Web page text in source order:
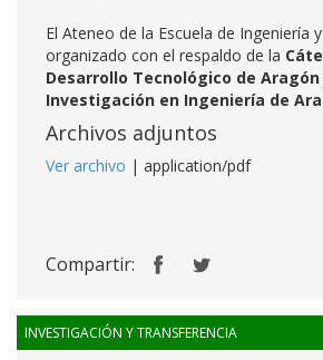
El Ateneo de la Escuela de Ingeniería
organizado con el respaldo de la
Desarrollo Tecnológico de
Investigación en Ingeniería de
Archivos adjuntos
Ver archivo | application/pdf
Compartir:
INVESTIGACIÓN Y TRANSFERENCIA